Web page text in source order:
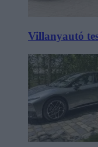
Villanyautó